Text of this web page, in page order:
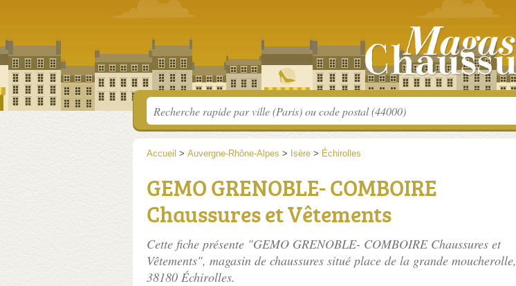
Accueil > Auvergne-Rhône-Alpes > Isère > Échirolles
GEMO GRENOBLE- COMBOIRE
Chaussures et Vêtements
Cette fiche présente "GEMO GRENOBLE- COMBOIRE Chaussures et
Vêtements", magasin de chaussures situé place de la grande moucherolle,
38180 Échirolles.